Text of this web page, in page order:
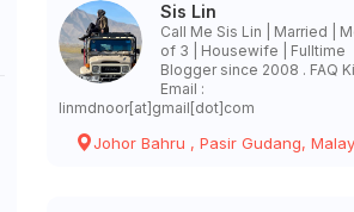
Sis Lin
Call Me Sis Lin | Married |
of 3 | Housewife | Fulltime
Blogger since 2008 . FAQ
Email :
linmdnoor[at]gmail[dot]com
Johor Bahru , Pasir Gudang,